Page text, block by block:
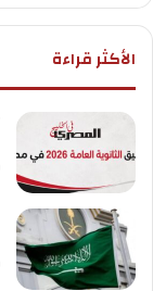
الأكثر قراءة